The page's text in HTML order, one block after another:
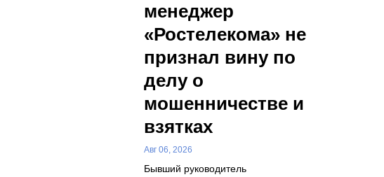
менеджер
«Ростелекома» не
признал вину по
делу о
мошенничестве и
взятках
Авг 06, 2026
Бывший руководитель